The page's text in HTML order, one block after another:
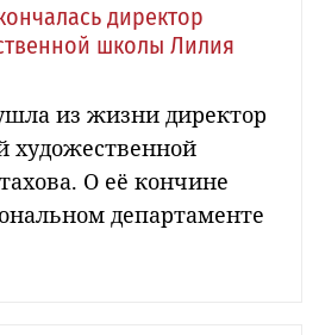
директор
школы Лилия
из жизни директор
художественной
О её кончине
департаменте